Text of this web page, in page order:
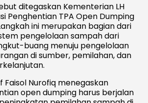
ditegaskan Kementerian LH
Penghentian TPA Open Dumping
ini merupakan bagian dari
pengelolaan sampah dari
buang menuju pengelolaan
di sumber, pemilahan, dan
Faisol Nurofiq menegaskan
open dumping harus berjalan